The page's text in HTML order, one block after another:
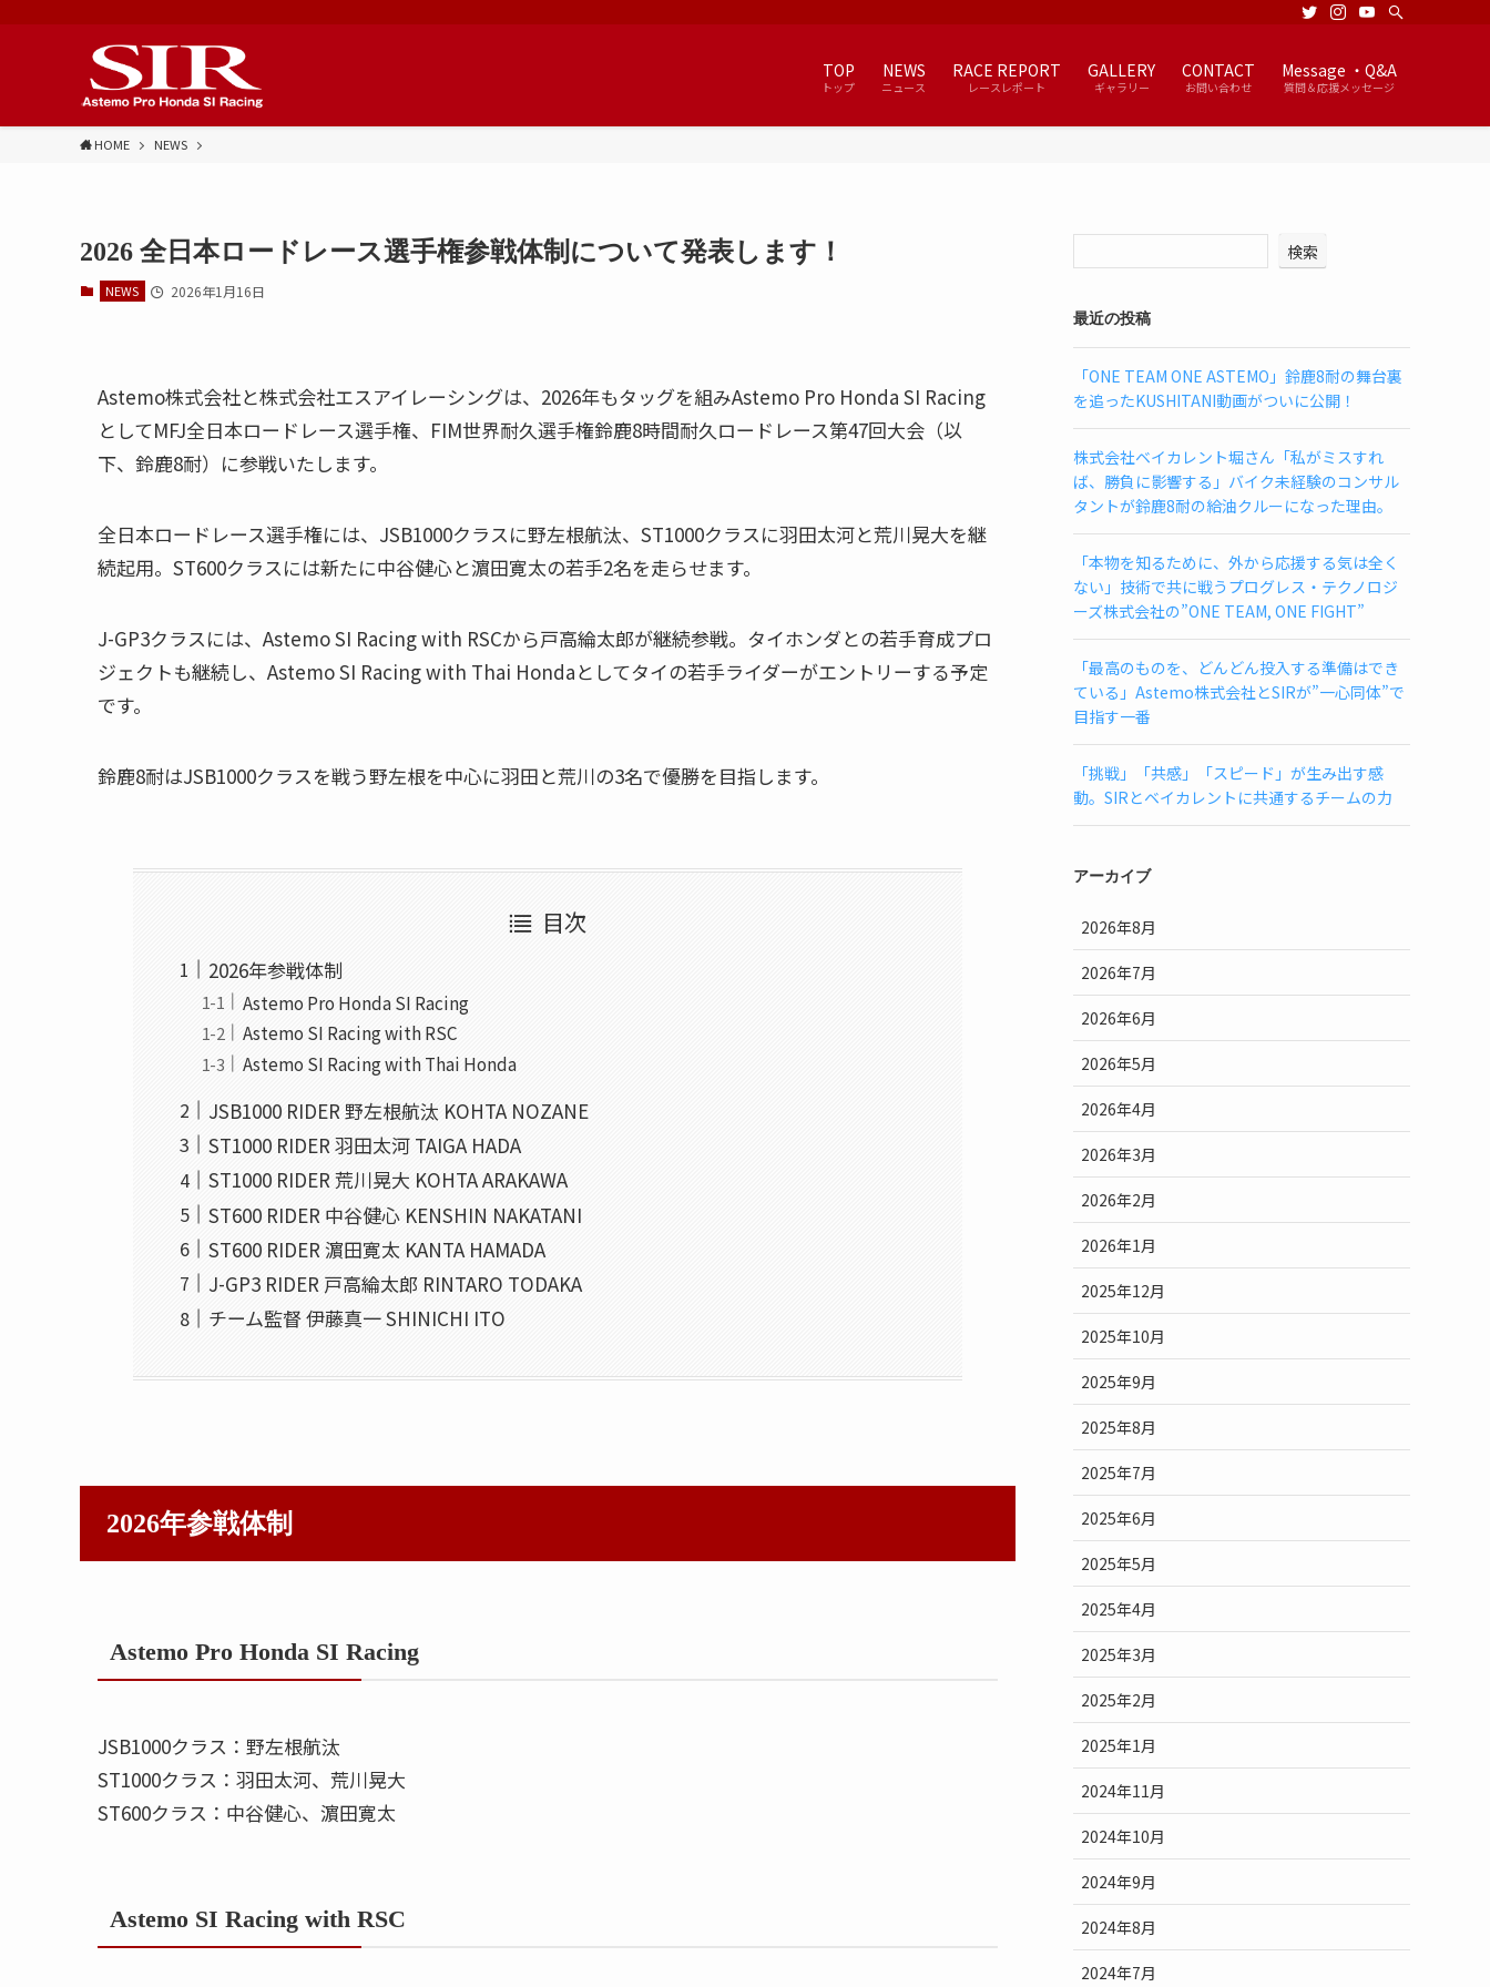
TOP
トップ
NEWS
ニュース
RACE REPORT
レースレポート
GALLERY
ギャラリー
CONTACT
お問い合わせ
Message ・Q&A
質問＆応援メッセージ
HOME NEWS
2026 全日本ロードレース選手権参戦体制について発表します！
NEWS 2026年1月16日
Astemo株式会社と株式会社エスアイレーシングは、2026年もタッグを組みAstemo Pro Honda SI Racing
としてMFJ全日本ロードレース選手権、FIM世界耐久選手権鈴鹿8時間耐久ロードレース第47回大会（以
下、鈴鹿8耐）に参戦いたします。
全日本ロードレース選手権には、JSB1000クラスに野左根航汰、ST1000クラスに羽田太河と荒川晃大を継
続起用。ST600クラスには新たに中谷健心と濵田寛太の若手2名を走らせます。
J-GP3クラスには、Astemo SI Racing with RSCから戸高綸太郎が継続参戦。タイホンダとの若手育成プロ
ジェクトも継続し、Astemo SI Racing with Thai Hondaとしてタイの若手ライダーがエントリーする予定
です。
鈴鹿8耐はJSB1000クラスを戦う野左根を中心に羽田と荒川の3名で優勝を目指します。
目次
2026年参戦体制
Astemo Pro Honda SI Racing
Astemo SI Racing with RSC
Astemo SI Racing with Thai Honda
JSB1000 RIDER 野左根航汰 KOHTA NOZANE
ST1000 RIDER 羽田太河 TAIGA HADA
ST1000 RIDER 荒川晃大 KOHTA ARAKAWA
ST600 RIDER 中谷健心 KENSHIN NAKATANI
ST600 RIDER 濵田寛太 KANTA HAMADA
J-GP3 RIDER 戸高綸太郎 RINTARO TODAKA
チーム監督 伊藤真一 SHINICHI ITO
2026年参戦体制
Astemo Pro Honda SI Racing
JSB1000クラス：野左根航汰
ST1000クラス：羽田太河、荒川晃大
ST600クラス：中谷健心、濵田寛太
Astemo SI Racing with RSC
検索
最近の投稿
「ONE TEAM ONE ASTEMO」鈴鹿8耐の舞台裏
を追ったKUSHITANI動画がついに公開！
株式会社ベイカレント堀さん「私がミスすれ
ば、勝負に影響する」バイク未経験のコンサル
タントが鈴鹿8耐の給油クルーになった理由。
「本物を知るために、外から応援する気は全く
ない」技術で共に戦うプログレス・テクノロジ
ーズ株式会社の”ONE TEAM, ONE FIGHT”
「最高のものを、どんどん投入する準備はでき
ている」Astemo株式会社とSIRが”一心同体”で
目指す一番
「挑戦」「共感」「スピード」が生み出す感
動。SIRとベイカレントに共通するチームの力
アーカイブ
2026年8月
2026年7月
2026年6月
2026年5月
2026年4月
2026年3月
2026年2月
2026年1月
2025年12月
2025年10月
2025年9月
2025年8月
2025年7月
2025年6月
2025年5月
2025年4月
2025年3月
2025年2月
2025年1月
2024年11月
2024年10月
2024年9月
2024年8月
2024年7月